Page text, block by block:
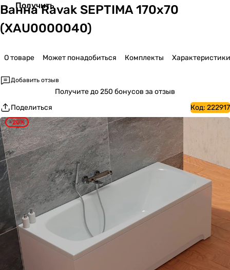
Получить
Ванна Ravak SEPTIMA 170x70
(XAU0000040)
О товаре Может понадобиться Комплекты Характеристики
Добавить отзыв
Получитедо 250 бонусов за отзыв
Поделиться
Код: 222917
-20%